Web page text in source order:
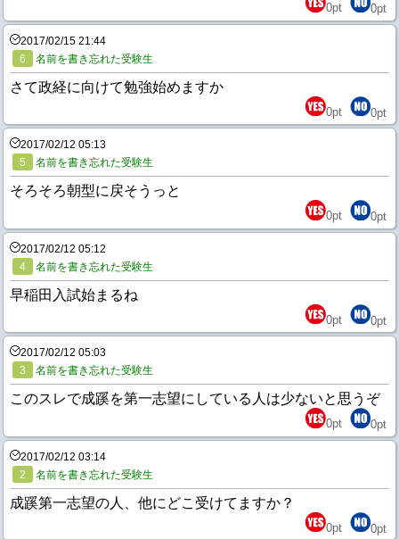
0pt 0pt
2017/02/15 21:44
6
名前を書き忘れた受験生
さて政経に向けて勉強始めますか
0pt 0pt
2017/02/12 05:13
5
名前を書き忘れた受験生
そろそろ朝型に戻そうっと
0pt 0pt
2017/02/12 05:12
4
名前を書き忘れた受験生
早稲田入試始まるね
0pt 0pt
2017/02/12 05:03
3
名前を書き忘れた受験生
このスレで成蹊を第一志望にしている人は少ないと思うぞ
0pt 0pt
2017/02/12 03:14
2
名前を書き忘れた受験生
成蹊第一志望の人、他にどこ受けてますか？
0pt 0pt